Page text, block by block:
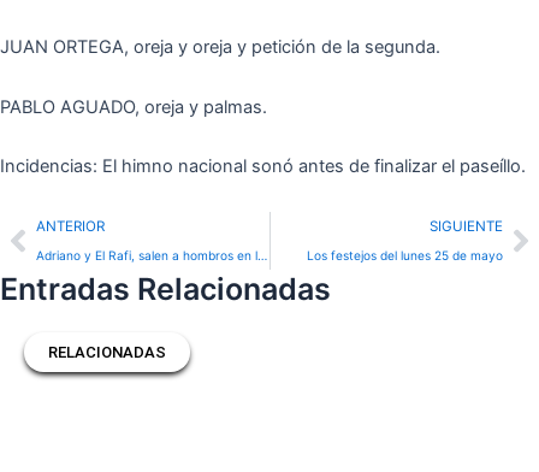
JUAN ORTEGA, oreja y oreja y petición de la segunda.
PABLO AGUADO, oreja y palmas.
Incidencias: El himno nacional sonó antes de finalizar el paseíllo.
Prev
ANTERIOR
Adriano y El Rafi, salen a hombros en la matinal de Nimes
SIGUIENTE
Los festejos del lunes 25 de mayo
Entradas Relacionadas
RELACIONADAS